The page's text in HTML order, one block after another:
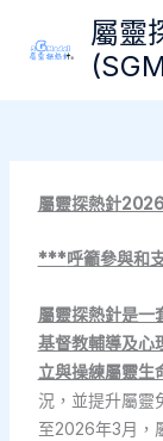
屬靈
屬靈探熱針2026
***呼籲參與和
屬靈探熱針是一
基督教輔導及心
立與操練屬靈生
況，並提升屬靈
至2026年3月，